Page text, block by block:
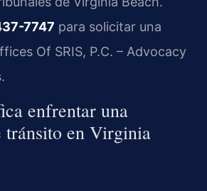
7747 para solicitar una
Of SRIS, P.C. – Advocacy
enfrentar una
en Virginia